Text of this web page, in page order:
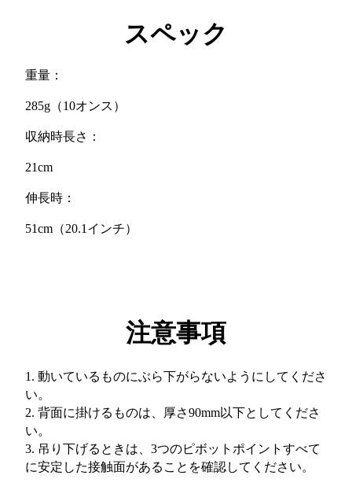
スペック
重量：
285g（10オンス）
収納時長さ：
21cm
伸長時：
51cm（20.1インチ）
注意事項
1. 動いているものにぶら下がらないようにしてくださ
い。
2. 背面に掛けるものは、厚さ90mm以下としてくださ
い。
3. 吊り下げるときは、3つのピボットポイントすべて
に安定した接触面があることを確認してください。